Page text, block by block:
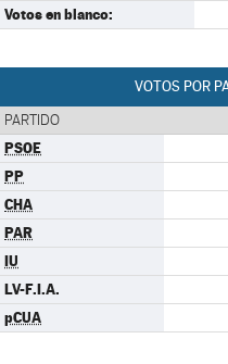
Votos en blanco:
VOTOS POR
PARTIDO
PSOE
PP
CHA
PAR
IU
LV-F.I.A.
pCUA